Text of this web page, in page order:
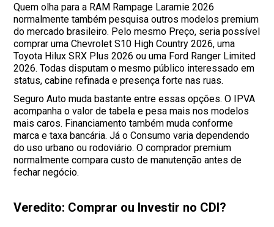
Quem olha para a RAM Rampage Laramie 2026
normalmente também pesquisa outros modelos premium
do mercado brasileiro. Pelo mesmo Preço, seria possível
comprar uma Chevrolet S10 High Country 2026, uma
Toyota Hilux SRX Plus 2026 ou uma Ford Ranger Limited
2026. Todas disputam o mesmo público interessado em
status, cabine refinada e presença forte nas ruas.
Seguro Auto muda bastante entre essas opções. O IPVA
acompanha o valor de tabela e pesa mais nos modelos
mais caros. Financiamento também muda conforme
marca e taxa bancária. Já o Consumo varia dependendo
do uso urbano ou rodoviário. O comprador premium
normalmente compara custo de manutenção antes de
fechar negócio.
Veredito: Comprar ou Investir no CDI?